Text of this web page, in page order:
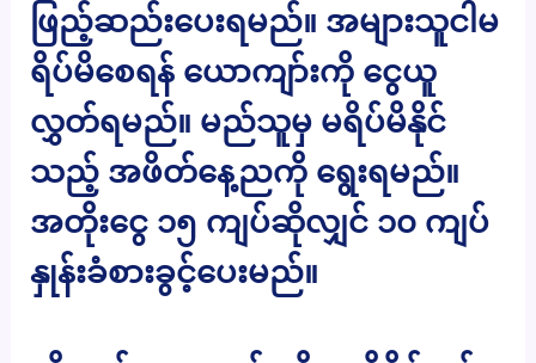
ဖြည့်ဆည်းပေးရမည်။ အများသူငါမ
ရိပ်မိစေရန် ယောကျာ်းကို ငွေယူ
လွှတ်ရမည်။ မည်သူမှ မရိပ်မိနိုင်
သည့် အဖိတ်နေ့ညကို ရွေးရမည်။
အတိုးငွေ ၁၅ ကျပ်ဆိုလျှင် ၁၀ ကျပ်
နှုန်းခံစားခွင့်ပေးမည်။